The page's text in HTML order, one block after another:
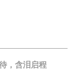
，含泪启程